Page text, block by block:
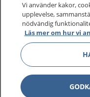
Vi använder kakor,
upplevelse,
nödvändig
Läs mer om hur vi